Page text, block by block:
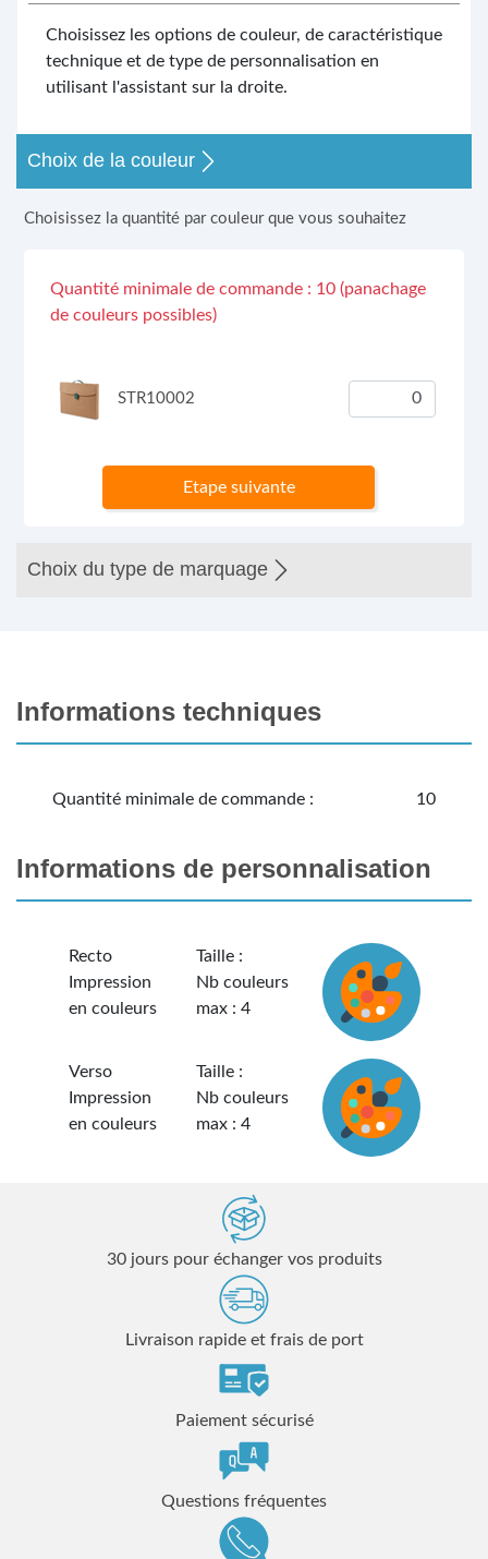
Choisissez les options de couleur, de caractéristique
technique et de type de personnalisation en
utilisant l'assistant sur la droite.
Choix de la couleur
Choisissez la quantité par couleur que vous souhaitez
Quantité minimale de commande : 10 (panachage
de couleurs possibles)
STR10002
Etape suivante
Choix du type de marquage
Informations techniques
Quantité minimale de commande : 10
Informations de personnalisation
Recto
Impression
en couleurs
Taille :
Nb couleurs
max : 4
Verso
Impression
en couleurs
Taille :
Nb couleurs
max : 4
30 jours pour échanger vos produits
Livraison rapide et frais de port
Paiement sécurisé
Questions fréquentes